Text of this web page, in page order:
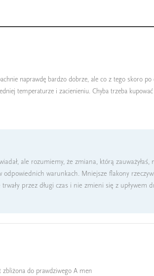
naprawdę bardzo dobrze, ale co z tego skoro po
temperaturze i zacienieniu. Chyba trzeba
ale rozumiemy, że zmiana, którą
warunkach. Mniejsze flakony
przez długi czas i nie zmieni się z upływem
do prawdziwego A men